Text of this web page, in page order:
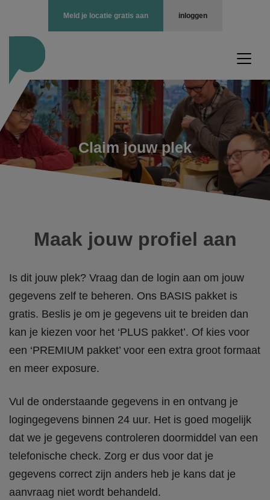
inloggen
Meld je locatie gratis aan
Claim jouw plek
Maak jouw profiel aan
Is dit jouw plek? Vraag dan de login aan om jouw
gegevens zelf te beheren. Ons BASIS pakket is
gratis. Beslis je om je gegevens uit te breiden dan
kan je kiezen voor het ‘PLUS pakket’. Of kies voor
een ‘PREMIUM pakket’ voor een extra groot formaat
en meer exposure.
Vul de onderstaande gegevens in en ontvang je
logingegevens binnen 24 uur. Het is goed mogelijk
dat we je gegevens controleren doormiddel van een
telefonische check. Zorg er dus voor dat je
gegevens correct zijn anders heb je kans dat je
aanvraag niet wordt behandeld.